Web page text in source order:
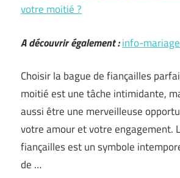
votre moitié ?
A découvrir également :info-
Choisir la bague de fiançailles
moitié est une tâche intimidante,
aussi être une merveilleuse
votre amour et votre engagement.
fiançailles est un symbole
de …